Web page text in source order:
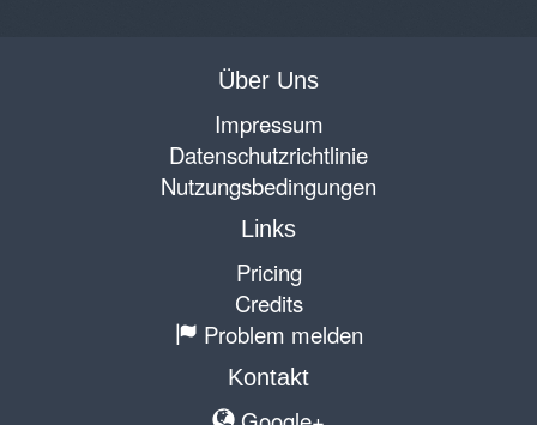
Über Uns
Impressum
Datenschutzrichtlinie
Nutzungsbedingungen
Links
Pricing
Credits
Problem melden
Kontakt